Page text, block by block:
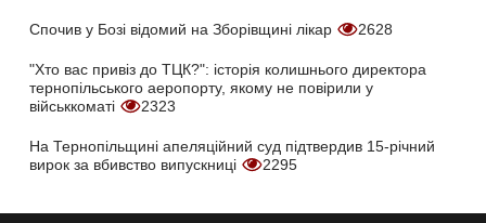
Спочив у Бозі відомий на Зборівщині лікар 2628
"Хто вас привіз до ТЦК?": історія колишнього директора
тернопільського аеропорту, якому не повірили у
військкоматі
2323
На Тернопільщині апеляційний суд підтвердив 15-річний
вирок за вбивство випускниці
2295